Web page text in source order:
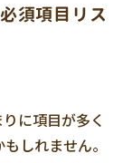
須項目リス
に項目が多く
しれません。